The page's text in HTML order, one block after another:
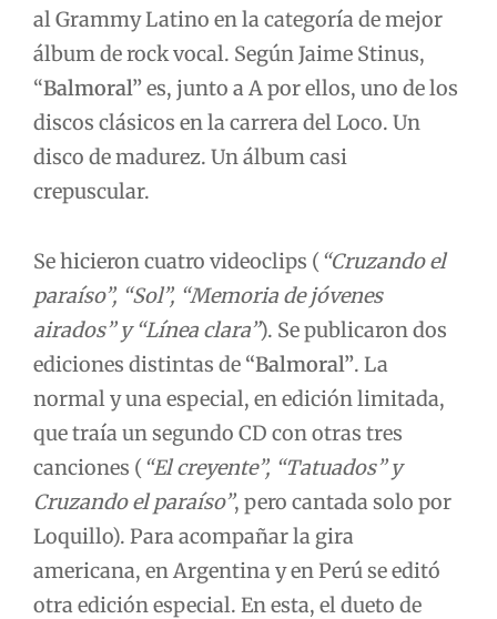
al Grammy Latino en la categoría de mejor
álbum de rock vocal. Según Jaime Stinus,
“Balmoral”es, junto a A por ellos, uno de los
discos clásicos en la carrera del Loco. Un
disco de madurez. Un álbum casi
crepuscular.
Se hicieron cuatro videoclips ( “Cruzando el
paraíso”, “Sol”, “Memoria de jóvenes
airados” y “Línea clara”). Se publicaron dos
ediciones distintas de “Balmoral”. La
normal y una especial, en edición limitada,
que traía un segundo CD con otras tres
canciones ( “El creyente”, “Tatuados” y
Cruzando el paraíso”, pero cantada solo por
Loquillo). Para acompañar la gira
americana, en Argentina y en Perú se editó
otra edición especial. En esta, el dueto de